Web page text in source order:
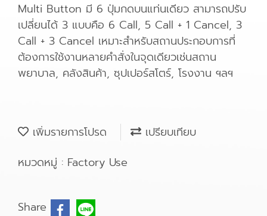
Multi Button มี 6 ปุ่มกดบนแท่นเดียว สามารถปรับ
เปลี่ยนได้ 3 แบบคือ 6 Call, 5 Call + 1 Cancel, 3
Call + 3 Cancel เหมาะสำหรับสถานประกอบการที่
ต้องการใช้งานหลายคำสั่งในจุดเดียวเช่นสถาน
พยาบาล, คลังสินค้า, ซุปเปอร์สโตร์, โรงงาน ฯลฯ
เพิ่มรายการโปรด
เปรียบเทียบ
หมวดหมู่ : Factory Use
Share